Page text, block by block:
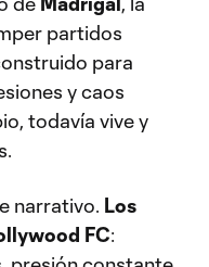
partidos
para
y caos
todavía vive y
narrativo. Los
FC: